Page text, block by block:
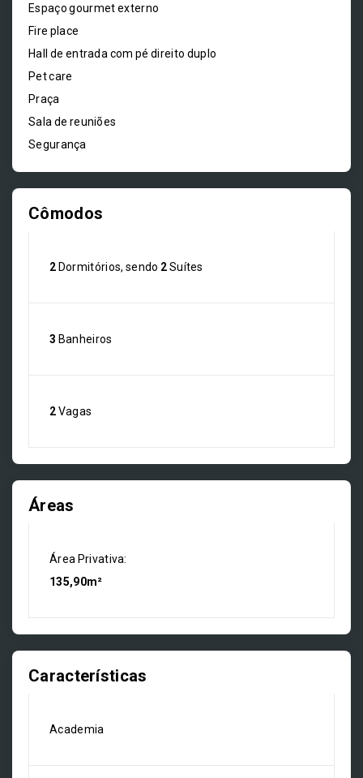
Espaço gourmet externo
Fire place
Hall de entrada com pé direito duplo
Pet care
Praça
Sala de reuniões
Segurança
Cômodos
2 Dormitórios, sendo 2Suítes
3 Banheiros
2Vagas
Áreas
Área Privativa:
135,90m²
Características
Academia